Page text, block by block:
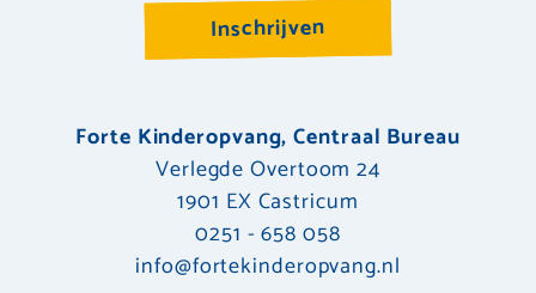
Inschrijven
Forte Kinderopvang, Centraal Bureau
Verlegde Overtoom 24
1901 EX Castricum
0251 - 658 058
info@fortekinderopvang.nl